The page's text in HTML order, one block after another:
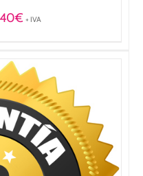
€Rango
16,60€
hasta
66,40€
+ IVA